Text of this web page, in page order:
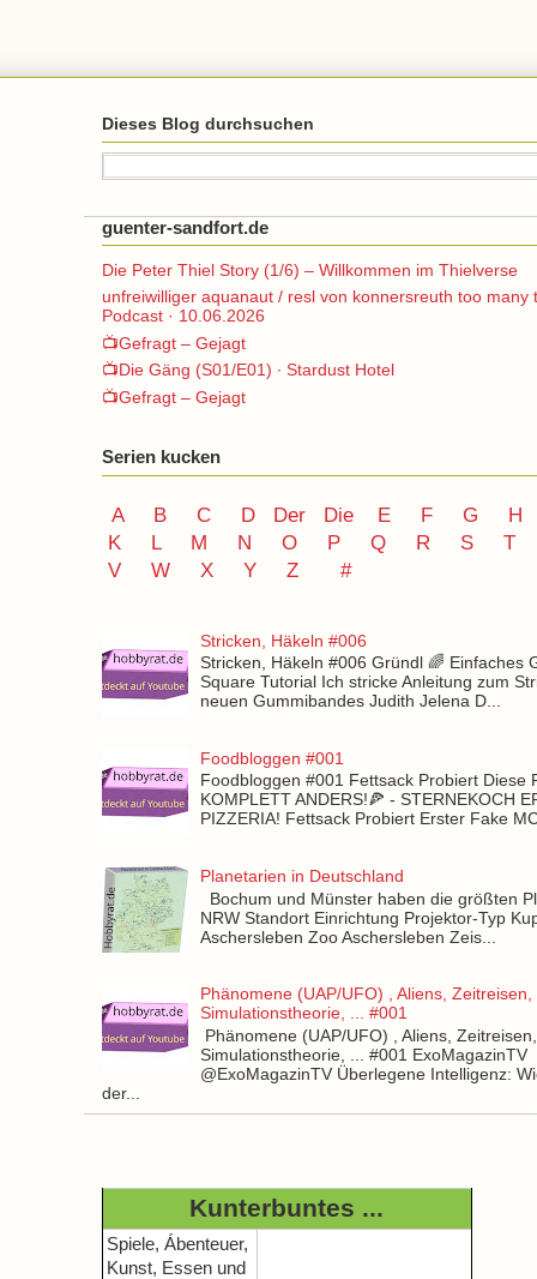
Dieses Blog durchsuchen
guenter-sandfort.de
Die Peter Thiel Story (1/6) – Willkommen im Thielverse
unfreiwilliger aquanaut / resl von konnersreuth too many
Podcast · 10.06.2026
📺Gefragt – Gejagt
📺Die Gäng (S01/E01) ∙ Stardust Hotel
📺Gefragt – Gejagt
Serien kucken
A B C D Der Die E F G
H
K
L M N O P Q R S
T
V
W X Y Z #
Stricken, Häkeln #006
Stricken, Häkeln #006 Gründl 🌈 Einfaches
Square Tutorial Ich stricke Anleitung zum
neuen Gummibandes Judith Jelena D...
Foodbloggen #001
Foodbloggen #001 Fettsack Probiert Diese
KOMPLETT ANDERS!🍕 - STERNEKOCH
PIZZERIA! Fettsack Probiert Erster Fake
Planetarien in Deutschland
Bochum und Münster haben die größten
NRW Standort Einrichtung Projektor-Typ
Aschersleben Zoo Aschersleben Zeis...
Phänomene (UAP/UFO) , Aliens, Zeitreisen,
Simulationstheorie, ... #001
Phänomene (UAP/UFO) , Aliens, Zeitreisen,
Simulationstheorie, ... #001 ExoMagazinTV
@ExoMagazinTV Überlegene Intelligenz:
der...
Kunterbuntes ...
Spiele, Ábenteuer,
Kunst, Essen und